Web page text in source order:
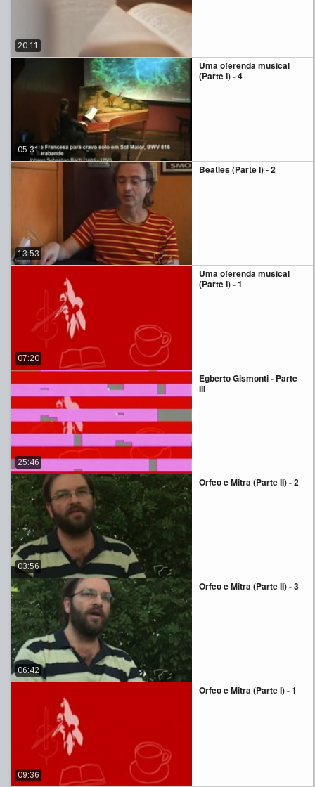
20:11
Uma oferenda musical
(Parte I) - 4
05:31
Beatles (Parte I) - 2
13:53
Uma oferenda musical
(Parte I) - 1
07:20
Egberto Gismonti - Parte
III
25:46
Orfeo e Mitra (Parte II) - 2
03:56
Orfeo e Mitra (Parte II) - 3
06:42
Orfeo e Mitra (Parte I) - 1
09:36